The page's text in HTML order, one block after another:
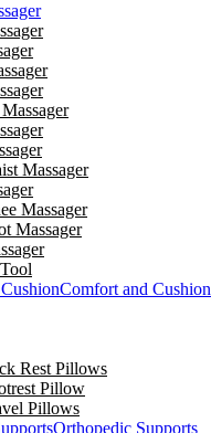
Massager
Massager
Massager
Comfort and Cushion
Rest Pillows
Pillow
Pillows
Orthopedic Supports